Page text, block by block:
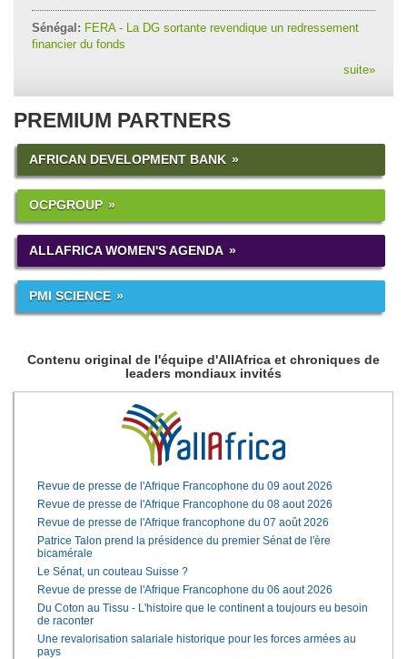
Sénégal: FERA - La DG sortante revendique un redressement
financier du fonds
suite»
PREMIUM PARTNERS
AFRICAN DEVELOPMENT BANK
OCPGROUP
ALLAFRICA WOMEN'S AGENDA
PMI SCIENCE
Contenu original de l'équipe d'AllAfrica et chroniques de
leaders mondiaux invités
Revue de presse de l'Afrique Francophone du 09 aout 2026
Revue de presse de l'Afrique Francophone du 08 aout 2026
Revue de presse de l'Afrique francophone du 07 août 2026
Patrice Talon prend la présidence du premier Sénat de l'ère
bicamérale
Le Sénat, un couteau Suisse ?
Revue de presse de l'Afrique Francophone du 06 aout 2026
Du Coton au Tissu - L'histoire que le continent a toujours eu besoin
de raconter
Une revalorisation salariale historique pour les forces armées au
pays